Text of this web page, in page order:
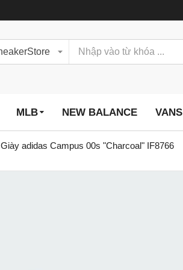
MLB NEW BALANCE VANS
Giày adidas Campus 00s "Charcoal" IF8766